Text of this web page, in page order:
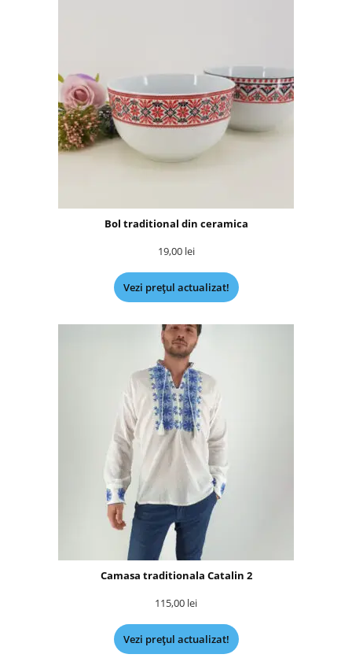
Bol traditional din ceramica
19,00 lei
Vezi prețul actualizat!
Camasa traditionala Catalin 2
115,00 lei
Vezi prețul actualizat!